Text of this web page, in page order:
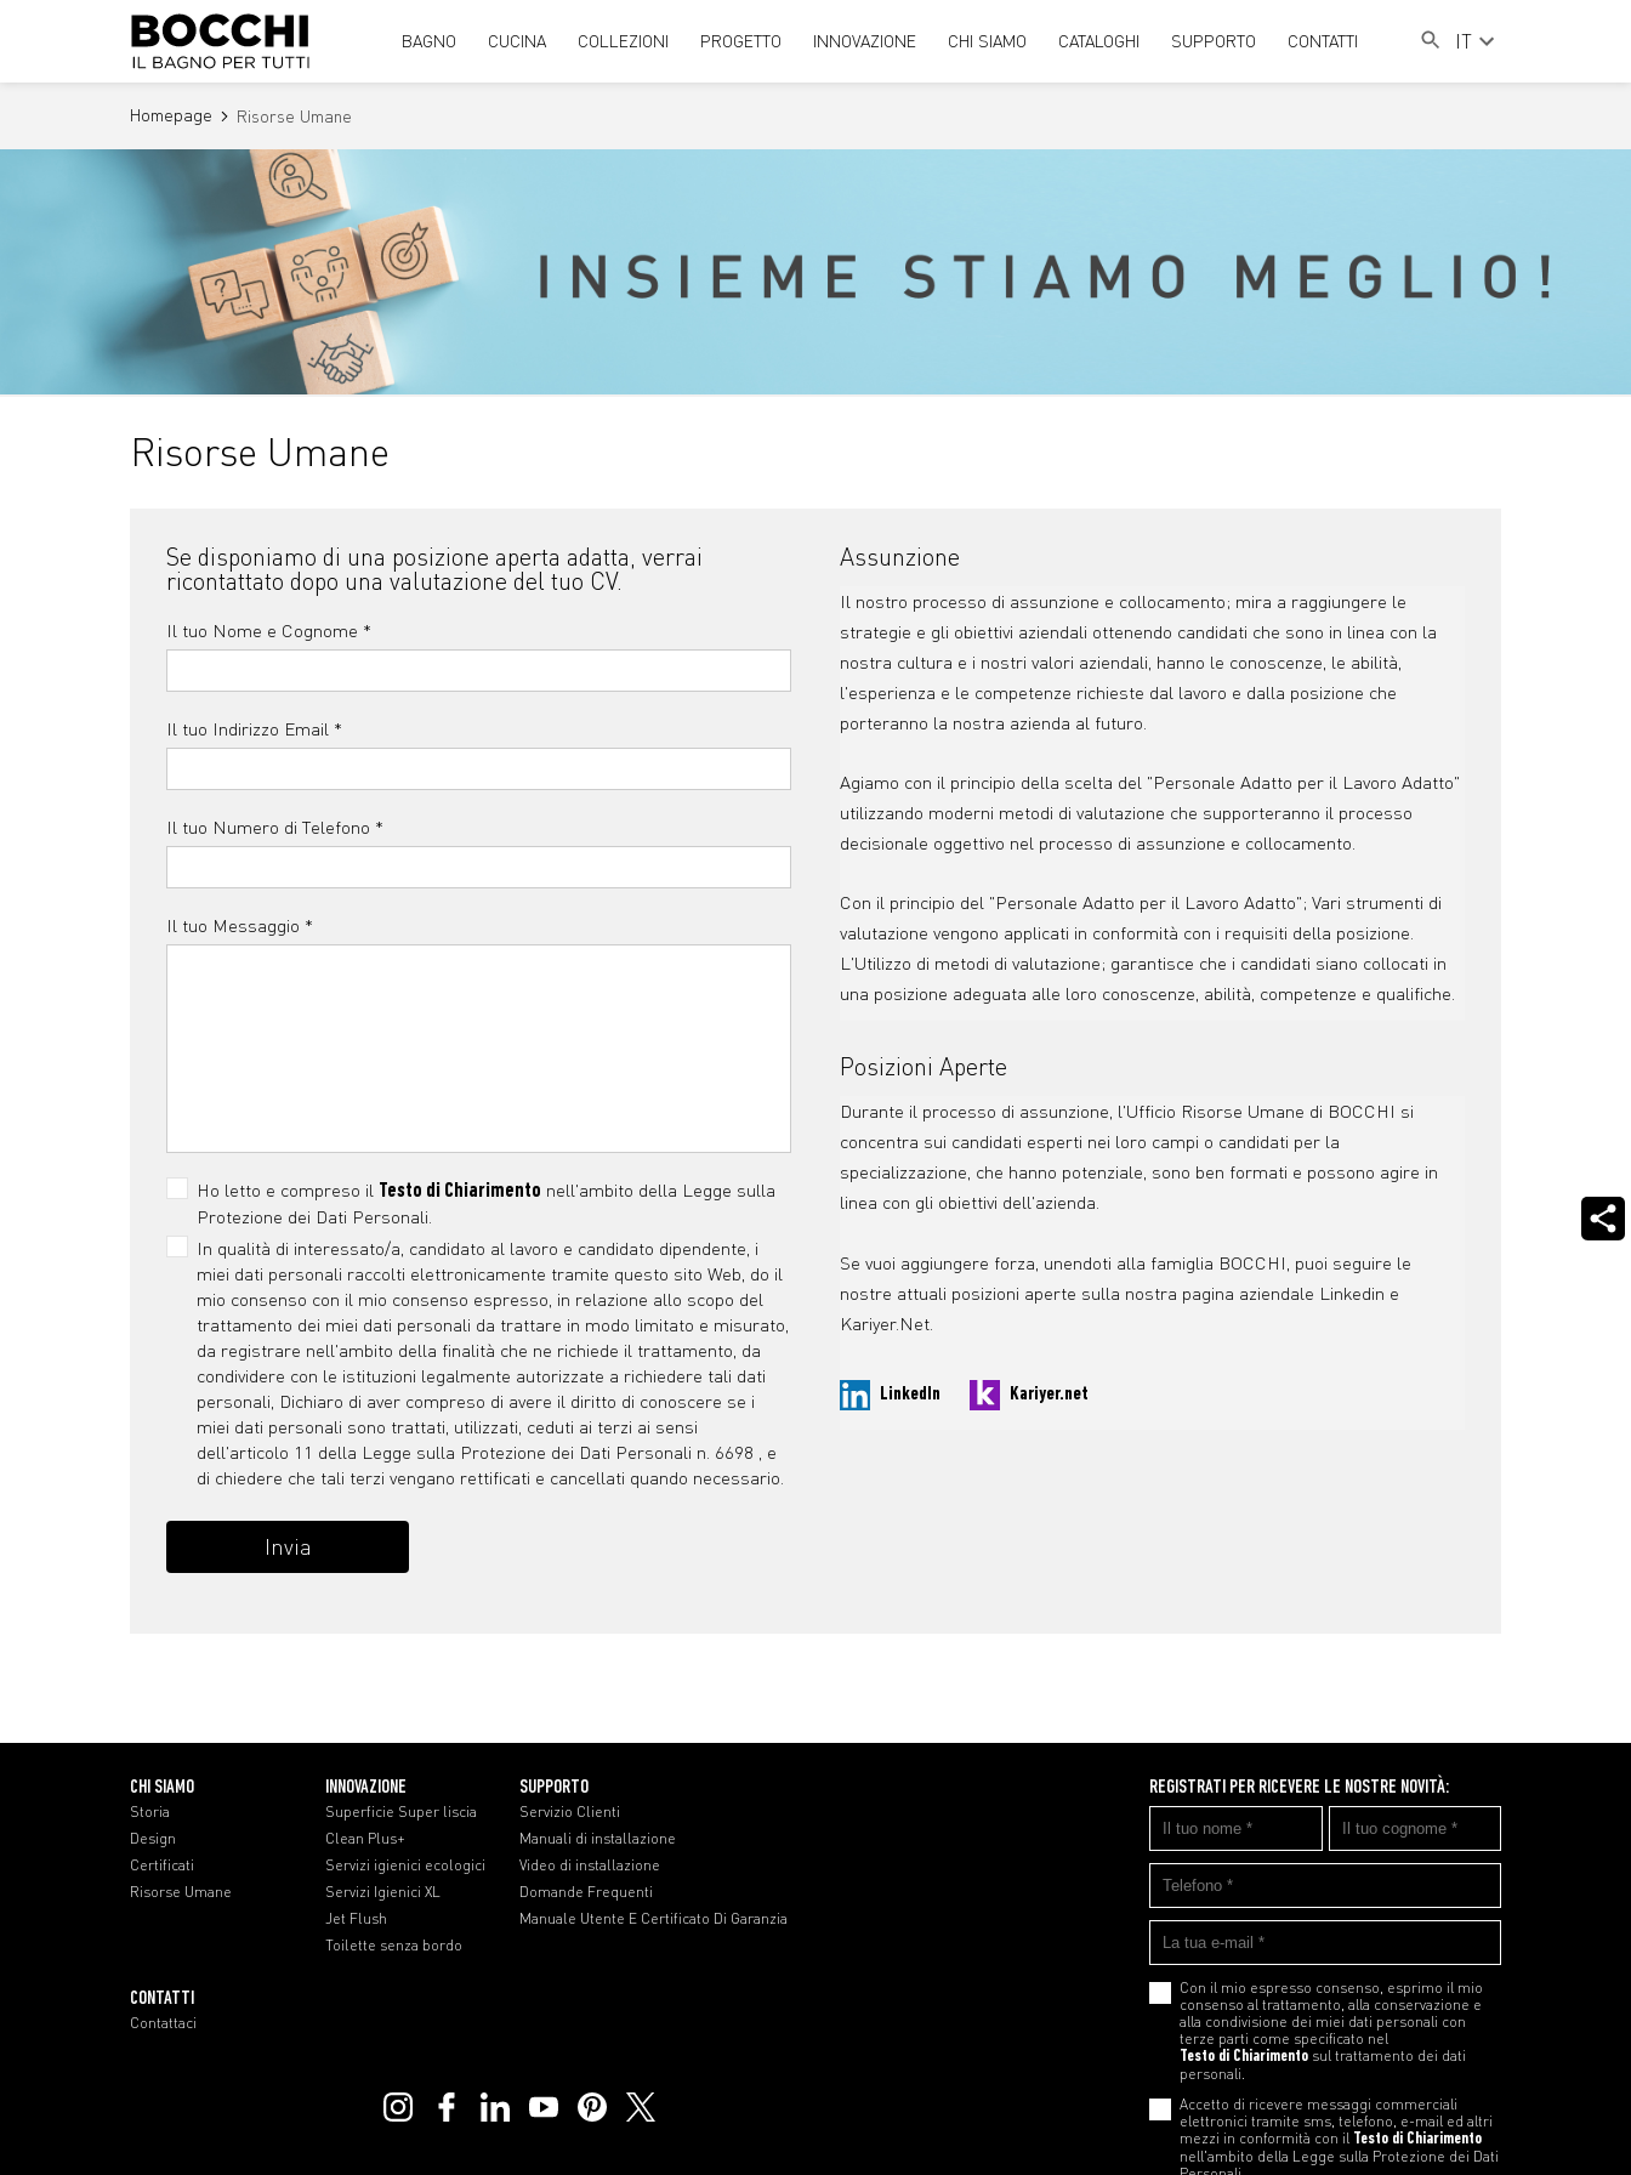
BAGNO CUCINA COLLEZIONI PROGETTO INNOVAZIONE CHI SIAMO CATALOGHI SUPPORTO CONTATTI IT
Homepage Risorse Umane
Risorse Umane
Se disponiamo di una posizione aperta adatta, verrai
ricontattato dopo una valutazione del tuo CV.
Il tuo Nome e Cognome *
Il tuo Indirizzo Email *
Il tuo Numero di Telefono *
Il tuo Messaggio *
Ho letto e compreso il Testo di Chiarimento nell'ambito della Legge sulla
Protezione dei Dati Personali.
In qualità di interessato/a, candidato al lavoro e candidato dipendente, i
miei dati personali raccolti elettronicamente tramite questo sito Web, do il
mio consenso con il mio consenso espresso, in relazione allo scopo del
trattamento dei miei dati personali da trattare in modo limitato e misurato,
da registrare nell'ambito della finalità che ne richiede il trattamento, da
condividere con le istituzioni legalmente autorizzate a richiedere tali dati
personali, Dichiaro di aver compreso di avere il diritto di conoscere se i
miei dati personali sono trattati, utilizzati, ceduti ai terzi ai sensi
dell'articolo 11 della Legge sulla Protezione dei Dati Personali n. 6698 , e
di chiedere che tali terzi vengano rettificati e cancellati quando necessario.
Invia
Assunzione
Il nostro processo di assunzione e collocamento; mira a raggiungere le
strategie e gli obiettivi aziendali ottenendo candidati che sono in linea con la
nostra cultura e i nostri valori aziendali, hanno le conoscenze, le abilità,
l'esperienza e le competenze richieste dal lavoro e dalla posizione che
porteranno la nostra azienda al futuro.
Agiamo con il principio della scelta del "Personale Adatto per il Lavoro Adatto"
utilizzando moderni metodi di valutazione che supporteranno il processo
decisionale oggettivo nel processo di assunzione e collocamento.
Con il principio del "Personale Adatto per il Lavoro Adatto"; Vari strumenti di
valutazione vengono applicati in conformità con i requisiti della posizione.
L'Utilizzo di metodi di valutazione; garantisce che i candidati siano collocati in
una posizione adeguata alle loro conoscenze, abilità, competenze e qualifiche.
Posizioni Aperte
Durante il processo di assunzione, l'Ufficio Risorse Umane di BOCCHI si
concentra sui candidati esperti nei loro campi o candidati per la
specializzazione, che hanno potenziale, sono ben formati e possono agire in
linea con gli obiettivi dell'azienda.
Se vuoi aggiungere forza, unendoti alla famiglia BOCCHI, puoi seguire le
nostre attuali posizioni aperte sulla nostra pagina aziendale Linkedin e
Kariyer.Net.
LinkedIn Kariyer.net
CHI SIAMO
Storia
Design
Certificati
Risorse Umane
INNOVAZIONE
Superficie Super liscia
Clean Plus+
Servizi igienici ecologici
Servizi Igienici XL
Jet Flush
Toilette senza bordo
SUPPORTO
Servizio Clienti
Manuali di installazione
Video di installazione
Domande Frequenti
Manuale Utente E Certificato Di Garanzia
CONTATTI
Contattaci
REGISTRATI PER RICEVERE LE NOSTRE NOVITÀ:
Con il mio espresso consenso, esprimo il mio
consenso al trattamento, alla conservazione e
alla condivisione dei miei dati personali con
terze parti come specificato nel
Testo di Chiarimento sul trattamento dei dati
personali.
Accetto di ricevere messaggi commerciali
elettronici tramite sms, telefono, e-mail ed altri
mezzi in conformità con il Testo di Chiarimento
nell'ambito della Legge sulla Protezione dei Dati